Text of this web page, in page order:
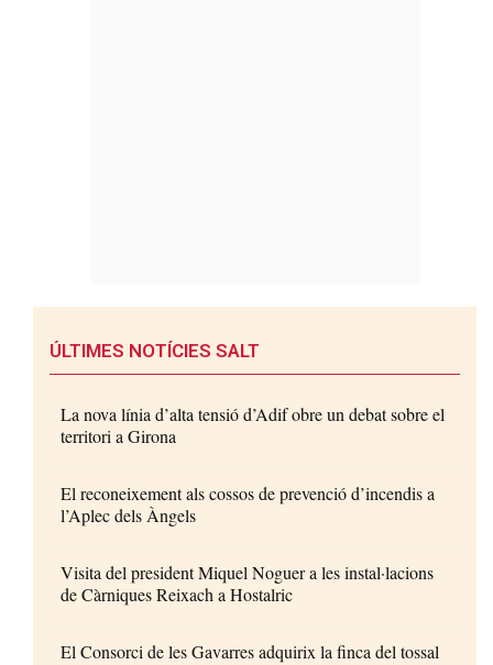
ÚLTIMES NOTÍCIES SALT
La nova línia d’alta tensió d’Adif obre un debat sobre el
territori a Girona
El reconeixement als cossos de prevenció d’incendis a
l’Aplec dels Àngels
Visita del president Miquel Noguer a les instal·lacions
de Càrniques Reixach a Hostalric
El Consorci de les Gavarres adquirix la finca del tossal